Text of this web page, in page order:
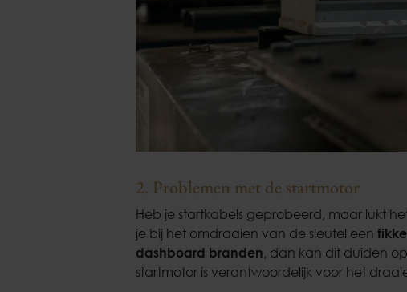
2. Problemen met de startmotor
Heb je startkabels geprobeerd, maar lukt
je bij het omdraaien van de sleutel een
dashboard branden, dan kan dit duiden
startmotor is verantwoordelijk voor het